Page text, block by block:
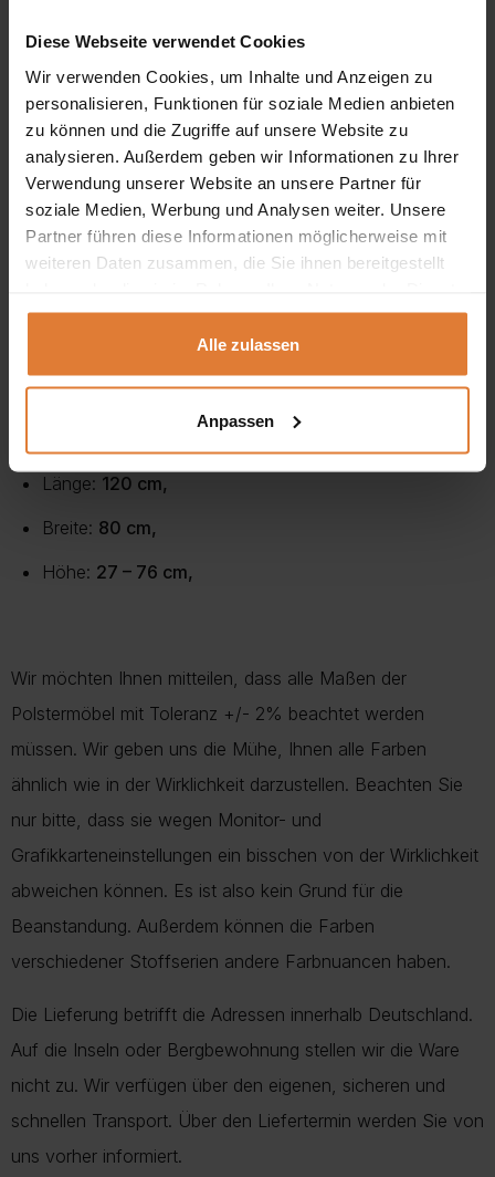
Diese Webseite verwendet Cookies
Wir verwenden Cookies, um Inhalte und Anzeigen zu
personalisieren, Funktionen für soziale Medien anbieten
zu können und die Zugriffe auf unsere Website zu
analysieren. Außerdem geben wir Informationen zu Ihrer
Verwendung unserer Website an unsere Partner für
soziale Medien, Werbung und Analysen weiter. Unsere
Partner führen diese Informationen möglicherweise mit
weiteren Daten zusammen, die Sie ihnen bereitgestellt
gesammelt haben.
Alle zulassen
Anpassen
mit einer Länge von bis zu 200 cm – ideal für Gäste,
gemeinsame Mahlzeiten oder größere Treffen.
ZweiEinlegeplatten à 40 cmermöglichen eine einfache
und schnelle Vergrößerung der Tischfläche. SANO ist in
stilvollen Farbkombinationen erhältlich:Schwarz/Black
Länge: 120 cm,
Breite: 80 cm,
Höhe: 27 – 76 cm,
Wir möchten Ihnen mitteilen, dass alle Maßen der
Polstermöbel mit Toleranz +/- 2% beachtet werden
müssen. Wir geben uns die Mühe, Ihnen alle Farben
ähnlich wie in der Wirklichkeit darzustellen. Beachten Sie
nur bitte, dass sie wegen Monitor- und
Grafikkarteneinstellungen ein bisschen von der Wirklichkeit
abweichen können. Es ist also kein Grund für die
Beanstandung. Außerdem können die Farben
verschiedener Stoffserien andere Farbnuancen haben.
Die Lieferung betrifft die Adressen innerhalb Deutschland.
Auf die Inseln oder Bergbewohnung stellen wir die Ware
nicht zu. Wir verfügen über den eigenen, sicheren und
schnellen Transport. Über den Liefertermin werden Sie von
uns vorher informiert.